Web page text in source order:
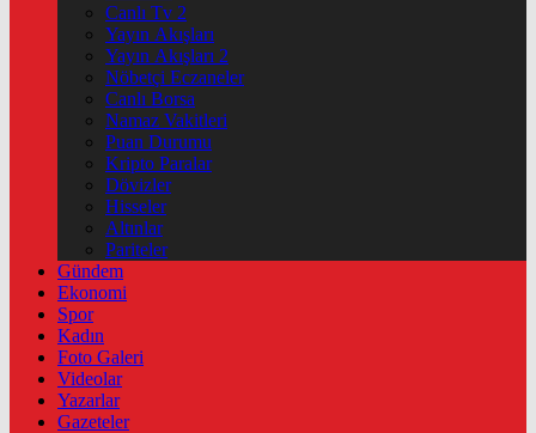
Canlı Tv 2
Yayın Akışları
Yayın Akışları 2
Nöbetçi Eczaneler
Canlı Borsa
Namaz Vakitleri
Puan Durumu
Kripto Paralar
Dövizler
Hisseler
Altınlar
Pariteler
Gündem
Ekonomi
Spor
Kadın
Foto Galeri
Videolar
Yazarlar
Gazeteler